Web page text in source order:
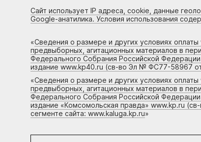
Сайт использует IP адреса, cookie, данные
Google-анатилика. Условия использования
«Сведения о размере и других условиях
предвыборных, агитационных материалов в
Федерального Собрания Российской
издание www.kp40.ru (св-во Эл № ФС77-58967 от
«Сведения о размере и других условиях
предвыборных, агитационных материалов в
Федерального Собрания Российской
издание «Комсомольская правда» www.kp.ru
сегменте сайта: www.kaluga.kp.ru»